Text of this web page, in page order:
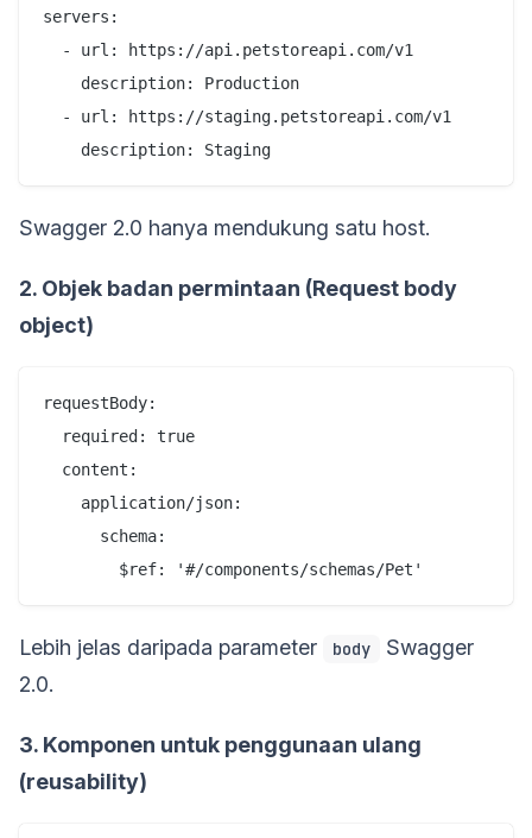
servers:
  - url: https://api.petstoreapi.com/v1
    description: Production
  - url: https://staging.petstoreapi.com/v1
Swagger 2.0 hanya mendukung satu host.
2. Objek badan permintaan (Request body
object)
requestBody:
  required: true
  content:
    application/json:
      schema:
Lebih jelas daripada parameter body
Swagger
2.0.
3. Komponen untuk penggunaan ulang
(reusability)